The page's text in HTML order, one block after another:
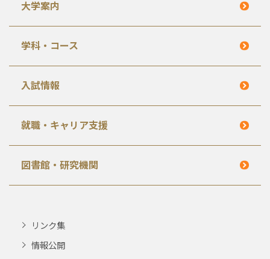
大学案内
学科・コース
入試情報
就職・キャリア支援
図書館・研究機関
リンク集
情報公開